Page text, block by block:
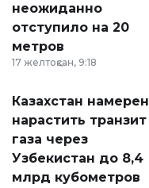
неожиданно
отступило на 20
метров
17 желтоқсан, 9:18
Казахстан намерен
нарастить транзит
газа через
Узбекистан до 8,4
млрд кубометров